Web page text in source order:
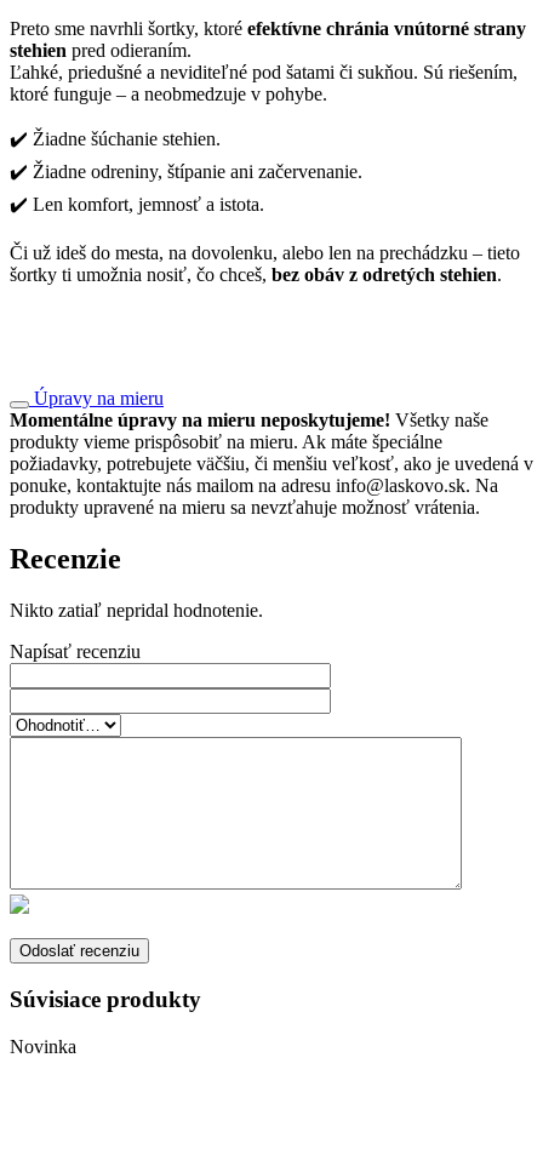
Preto sme navrhli šortky, ktoré efektívne chránia vnútorné strany
stehien pred odieraním.
Ľahké, priedušné a neviditeľné pod šatami či sukňou. Sú riešením,
ktoré funguje – a neobmedzuje v pohybe.
✔️ Žiadne šúchanie stehien.
✔️ Žiadne odreniny, štípanie ani začervenanie.
✔️ Len komfort, jemnosť a istota.
Či už ideš do mesta, na dovolenku, alebo len na prechádzku – tieto
šortky ti umožnia nosiť, čo chceš, bez obáv z odretých stehien.
Úpravy na mieru
Momentálne úpravy na mieru neposkytujeme! Všetky naše
produkty vieme prispôsobiť na mieru. Ak máte špeciálne
požiadavky, potrebujete väčšiu, či menšiu veľkosť, ako je uvedená v
ponuke, kontaktujte nás mailom na adresu info@laskovo.sk. Na
produkty upravené na mieru sa nevzťahuje možnosť vrátenia.
Recenzie
Nikto zatiaľ nepridal hodnotenie.
Napísať recenziu
Súvisiace produkty
Novinka